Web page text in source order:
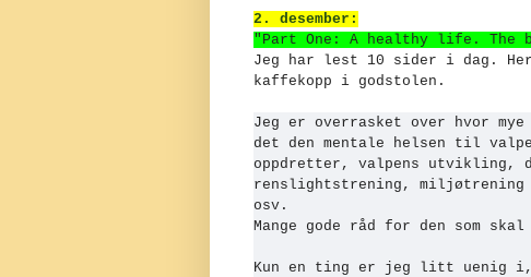
2. desember:
"Part One: A healthy life. The
Jeg har lest 10 sider i dag.
kaffekopp i godstolen.
Jeg er overrasket over hvor
det den mentale helsen til
oppdretter, valpens utvikling,
renslightstrening, miljøtrening
osv.
Mange gode råd for den som
Kun en ting er jeg litt uenig i,